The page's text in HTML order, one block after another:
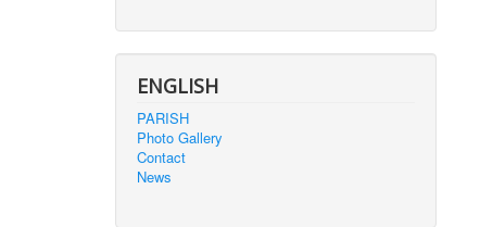
ENGLISH
PARISH
Photo Gallery
Contact
News